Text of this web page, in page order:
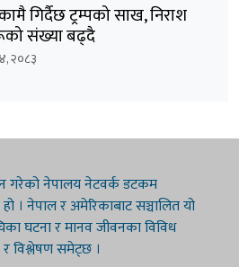
गिर्दैछ ट्रम्पको साख, निराश
संख्या बढ्दै
२०८३
गरेको नेपालय नेटवर्क डटकम
। नेपाल र अमेरिकाबाट सञ्चालित यो
घटना र मानव जीवनका विविध
विश्लेषण समेट्छ ।